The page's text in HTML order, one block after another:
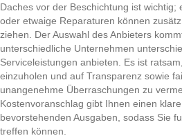
Daches vor der Beschichtung ist wichtig;
oder etwaige Reparaturen können
ziehen. Der Auswahl des Anbieters
unterschiedliche Unternehmen
Serviceleistungen anbieten. Es ist
einzuholen und auf Transparenz sowie
unangenehme Überraschungen zu
Kostenvoranschlag gibt Ihnen einen
bevorstehenden Ausgaben, sodass Sie
treffen können.